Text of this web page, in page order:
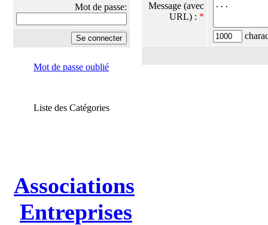
Mot de passe:
Mot de passe oublié
Liste des Catégories
Associations
Entreprises
Message (avec
URL) : *